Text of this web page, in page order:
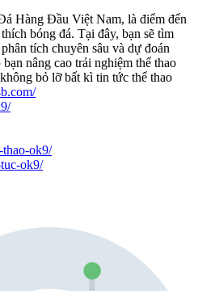
Hàng Đầu Việt Nam, là điểm đến
bóng đá. Tại đây, bạn sẽ tìm
tích chuyên sâu và dự đoán
nâng cao trải nghiệm thể thao
bỏ lỡ bất kì tin tức thể thao
thao-ok9/
ok9/